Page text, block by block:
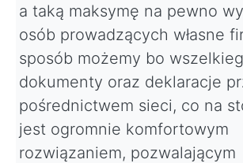
a taką maksymę na pewno
osób prowadzących własne
sposób możemy bo
dokumenty oraz deklaracje
pośrednictwem sieci, co na
jest ogromnie komfortowym
rozwiązaniem, pozwalającym